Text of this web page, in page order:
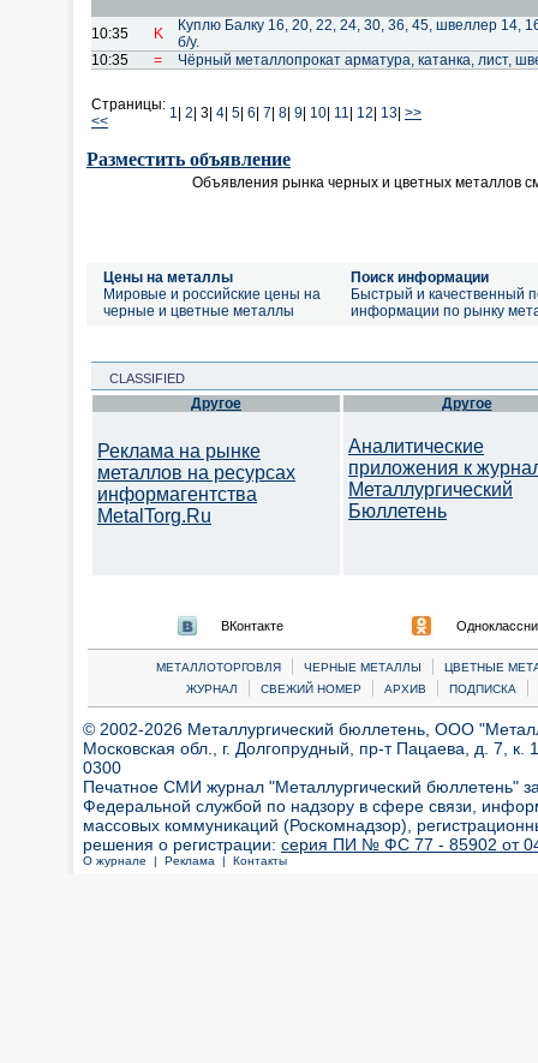
10:35 K
Куплю Балку 16, 20, 22, 24, 30, 36, 45, швеллер 14,
б/у.
10:35
= Чёрный металлопрокат арматура, катанка, лист,
Страницы:
<<
1 2 3| 4 5 6 7 8 9 10 11 12 13 >>
Разместить объявление
Объявления рынка черных и цветных металлов
Цены на металлы
Мировые и российские цены на
черные и цветные металлы
Поиск информации
Быстрый и качественный
информации по рынку
CLASSIFIED
Другое
Реклама на рынке
металлов на ресурсах
информагентства
MetalTorg.Ru
Другое
Аналитические
приложения к
Металлургический
Бюллетень
ВКонтакте
МЕТАЛЛОТОРГОВЛЯ | ЧЕРНЫЕ МЕТАЛЛЫ |
ЦВЕТНЫЕ
ЖУРНАЛ
| СВЕЖИЙ НОМЕР | АРХИВ | ПОДПИСКА |
© 2002-2026 Металлургический бюллетень, ООО
Московская обл., г. Долгопрудный, пр-т Пацаева, д. 7,
0300
Печатное СМИ журнал "Металлургический бюллетень"
Федеральной службой по надзору в сфере связи,
массовых коммуникаций (Роскомнадзор),
решения о регистрации: серия ПИ № ФС 77 - 85902 от 04
О журнале | Реклама | Контакты